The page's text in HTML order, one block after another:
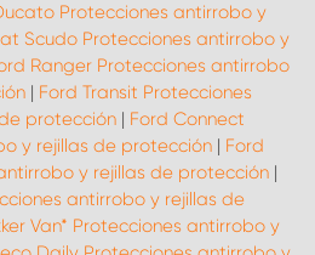
Protecciones antirrobo y
Scudo Protecciones antirrobo y
Ranger Protecciones antirrobo
| Ford Transit Protecciones
protección | Ford Connect
y rejillas de protección| Ford
y rejillas de protección|
antirrobo y rejillas de
Van* Protecciones antirrobo y